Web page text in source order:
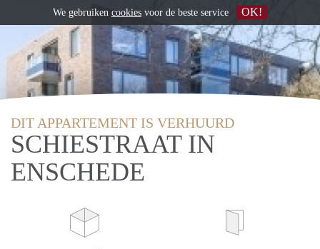
DIT APPARTEMENT IS VERHUURD
SCHIESTRAAT IN
ENSCHEDE
We gebruiken cookies voor de beste service OK!